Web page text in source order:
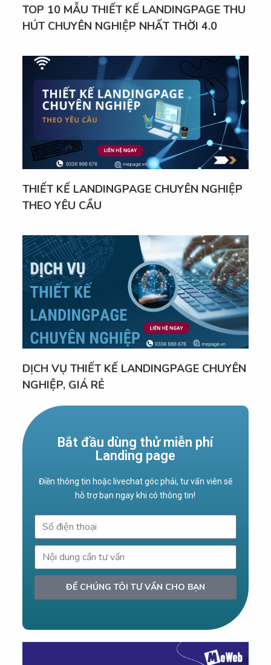
TOP 10 MẪU THIẾT KẾ LANDINGPAGE THU
HÚT CHUYÊN NGHIỆP NHẤT THỜI 4.0
THIẾT KẾ LANDINGPAGE CHUYÊN NGHIỆP
THEO YÊU CẦU
DỊCH VỤ THIẾT KẾ LANDINGPAGE CHUYÊN
NGHIỆP, GIÁ RẺ
Bắt đầu dùng thử miễn phí
Landing page
Điền thông tin hoặc livechat góc phải, tư vấn viên sẽ
hỗ trợ bạn ngay khi có thông tin!
ĐỂ CHÚNG TÔI TƯ VẤN CHO BẠN